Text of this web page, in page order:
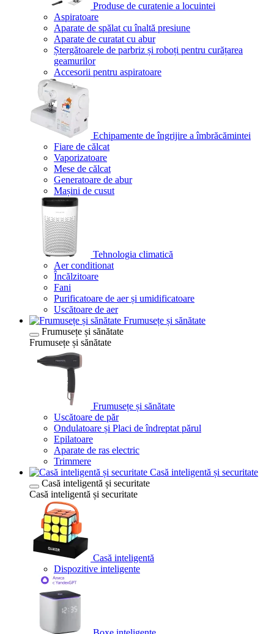
Produse de curatenie a locuintei
Aspiratoare
Aparate de spălat cu înaltă presiune
Aparate de curatat cu abur
Ștergătoarele de parbriz și roboți pentru curățarea
geamurilor
Accesorii pentru aspiratoare
Echipamente de îngrijire a îmbrăcămintei
Fiare de călcat
Vaporizatoare
Mese de călcat
Generatoare de abur
Mașini de cusut
Tehnologia climatică
Aer conditionat
Încălzitoare
Fani
Purificatoare de aer și umidificatoare
Uscătoare de aer
Frumusețe și sănătate
Frumusețe și sănătate
Frumusețe și sănătate
Frumusețe și sănătate
Uscătoare de păr
Ondulatoare și Placi de îndreptat părul
Epilatoare
Aparate de ras electric
Trimmere
Casă inteligentă și securitate
Casă inteligentă și securitate
Casă inteligentă și securitate
Casă inteligentă
Dispozitive inteligente